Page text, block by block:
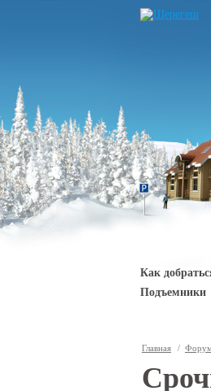
Перейти к основному содержанию
Как
Подъемники
Вы здесь
Главная /